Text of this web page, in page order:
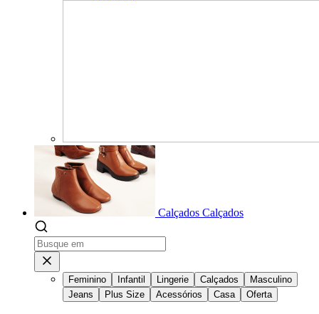
Calçados Calçados
Feminino Infantil Lingerie Calçados
Masculino
Jeans
Plus Size Acessórios Casa Oferta